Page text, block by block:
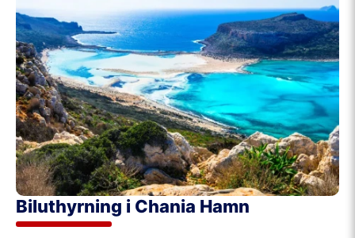
Biluthyrning i Chania Hamn